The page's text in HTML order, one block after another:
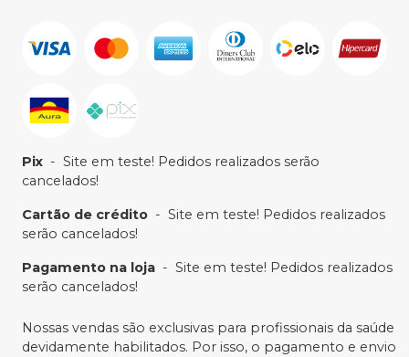
Pix - Site em teste! Pedidos realizados serão
cancelados!
Cartão de crédito - Site em teste! Pedidos realizados
serão cancelados!
Pagamento na loja - Site em teste! Pedidos realizados
serão cancelados!
Nossas vendas são exclusivas para profissionais da saúde
devidamente habilitados. Por isso, o pagamento e envio